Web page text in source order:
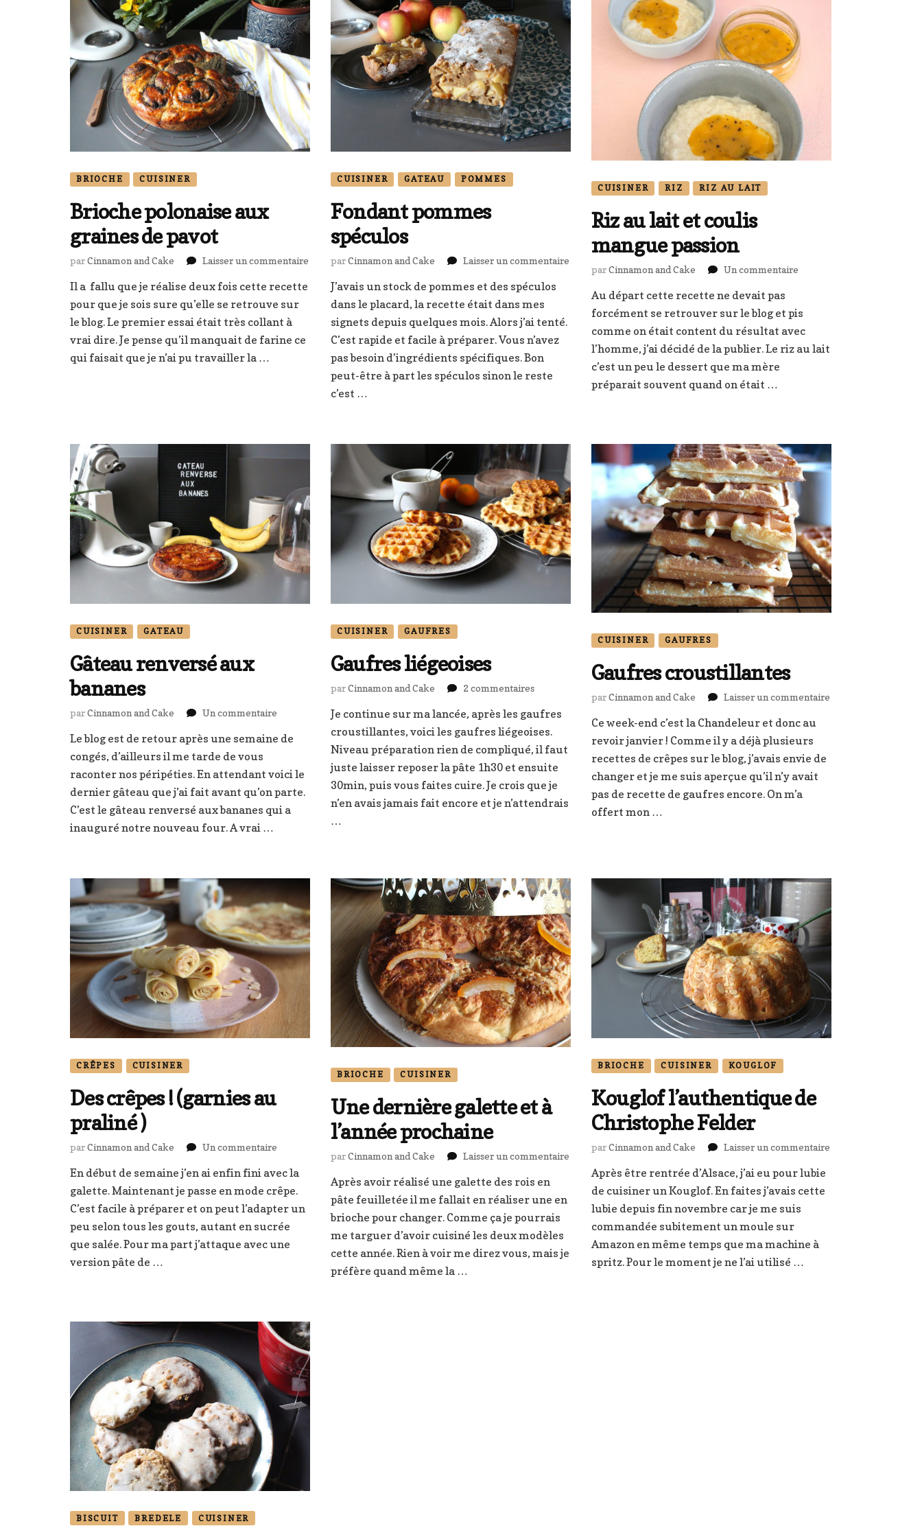
BRIOCHE CUISINER
Brioche polonaise aux
graines de pavot
parCinnamon and Cake Laisser un commentaire
polonaise
graines
pavot
Il a fallu que je réalise deux fois cette recette
pour que je sois sure qu’elle se retrouve sur
le blog. Le premier essai était très collant à
vrai dire. Je pense qu’il manquait de farine ce
qui faisait que je n’ai pu travailler la …
CUISINER GATEAU POMMES
Fondant pommes
spéculos
parCinnamon and Cake Laisser un commentairesur
Fondant
pommes
spéculos
J’avais un stock de pommes et des spéculos
dans le placard, la recette était dans mes
signets depuis quelques mois. Alors j’ai tenté.
C’est rapide et facile à préparer. Vous n’avez
pas besoin d’ingrédients spécifiques. Bon
peut-être à part les spéculos sinon le reste
c’est …
CUISINER RIZ RIZ AU LAIT
Riz au lait et coulis
mangue passion
parCinnamon and Cake Un commentairesur
lait
mangue
Au départ cette recette ne devait pas
forcément se retrouver sur le blog et pis
comme on était content du résultat avec
l’homme, j’ai décidé de la publier. Le riz au lait
c’est un peu le dessert que ma mère
préparait souvent quand on était …
CUISINER GATEAU
Gâteau renversé aux
bananes
parCinnamon and Cake Un commentaire
renversé
bananes
Le blog est de retour après une semaine de
congés, d’ailleurs il me tarde de vous
raconter nos péripéties. En attendant voici le
dernier gâteau que j’ai fait avant qu’on parte.
C’est le gâteau renversé aux bananes qui a
inauguré notre nouveau four. A vrai …
CUISINER GAUFRES
Gaufres liégeoises
parCinnamon and Cake 2 commentairessur
liégeoises
Je continue sur ma lancée, après les gaufres
croustillantes, voici les gaufres liégeoises.
Niveau préparation rien de compliqué, il faut
juste laisser reposer la pâte 1h30 et ensuite
30min, puis vous faites cuire. Je crois que je
n’en avais jamais fait encore et je n’attendrais
…
CUISINER GAUFRES
Gaufres croustillantes
parCinnamon and Cake Laisser un commentairesur
Ce week-end c’est la Chandeleur et donc au
revoir janvier ! Comme il y a déjà plusieurs
recettes de crêpes sur le blog, j’avais envie de
changer et je me suis aperçue qu’il n’y avait
pas de recette de gaufres encore. On m’a
offert mon …
CRÊPES CUISINER
Des crêpes ! (garnies au
praliné )
parCinnamon and Cake Un commentaire
crêpes
!
praliné
)
En début de semaine j’en ai enfin fini avec la
galette. Maintenant je passe en mode crêpe.
C’est facile à préparer et on peut l’adapter un
peu selon tous les gouts, autant en sucrée
que salée. Pour ma part j’attaque avec une
version pâte de …
BRIOCHE CUISINER
Une dernière galette et à
l’année prochaine
parCinnamon and Cake Laisser un commentairesur
dernière
galette
l’année
prochaine
Après avoir réalisé une galette des rois en
pâte feuilletée il me fallait en réaliser une en
brioche pour changer. Comme ça je pourrais
me targuer d’avoir cuisiné les deux modèles
cette année. Rien à voir me direz vous, mais je
préfère quand même la …
BRIOCHE CUISINER KOUGLOF
Kouglof l’authentique de
Christophe Felder
parCinnamon and Cake Laisser un commentairesur
Après être rentrée d’Alsace, j’ai eu pour lubie
de cuisiner un Kouglof. En faites j’avais cette
lubie depuis fin novembre car je me suis
commandée subitement un moule sur
Amazon en même temps que ma machine à
spritz. Pour le moment je ne l’ai utilisé …
BISCUIT BREDELE CUISINER